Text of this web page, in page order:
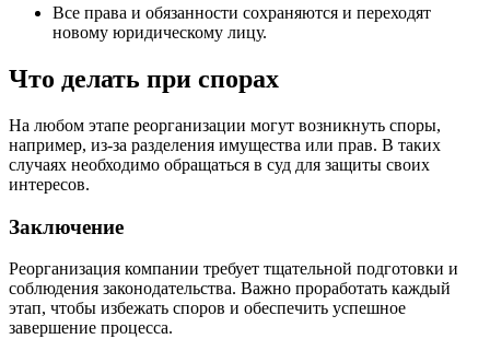
Все права и обязанности сохраняются и переходят
новому юридическому лицу.
Что делать при спорах
На любом этапе реорганизации могут возникнуть споры,
например, из-за разделения имущества или прав. В таких
случаях необходимо обращаться в суд для защиты своих
интересов.
Заключение
Реорганизация компании требует тщательной подготовки и
соблюдения законодательства. Важно проработать каждый
этап, чтобы избежать споров и обеспечить успешное
завершение процесса.